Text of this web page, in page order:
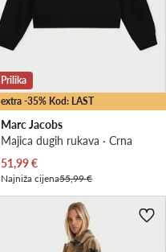
extra -35% Kod: LAST
Prilika
Marc Jacobs
Majica dugih rukava · Crna
Trenutna cijena
51,99€
Najniža cijena55,99 €